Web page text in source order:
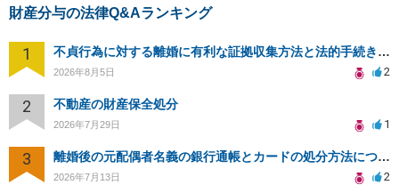
財産分与の法律Q&Aランキング
1 不貞行為に対する離婚に有利な証拠収集方法と法的手続きについて
2026年8月5日 2
2 不動産の財産保全処分
2026年7月29日 1
3 離婚後の元配偶者名義の銀行通帳とカードの処分方法について
2026年7月13日 2